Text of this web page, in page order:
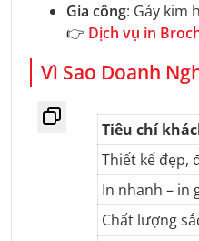
Gia công: Gáy kim
👉 Dịch vụ in
Vì Sao Doanh
Tiêu chí
Thiết kế đẹp,
In nhanh – in
Chất lượng